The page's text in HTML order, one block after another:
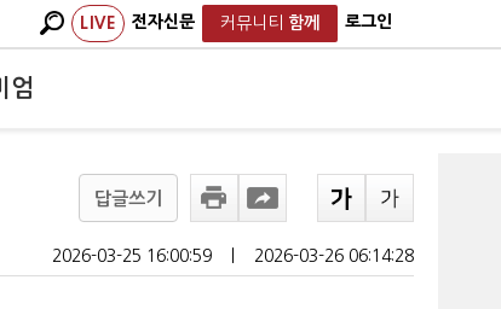
LIVE 전자신문 커뮤니티 함께 로그인
엄
답글쓰기
2026-03-25 16:00:59 2026-03-26 06:14:28